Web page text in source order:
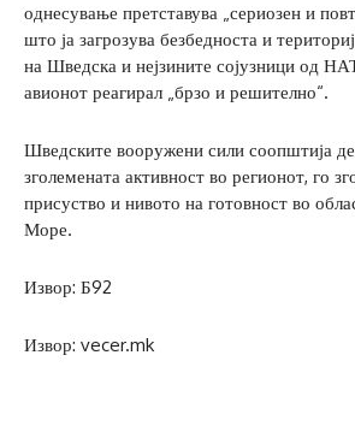
однесување претставува „сериозен и
што ја загрозува безбедноста и
на Шведска и нејзините сојузници од
авионот реагирал „брзо и решително“.
Шведските вооружени сили соопштија
зголемената активност во регионот, го
присуство и нивото на готовност во
Море.
Извор: Б92
Извор: vecer.mk